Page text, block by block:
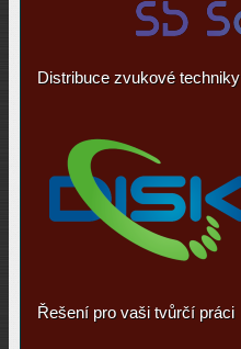
Distribuce zvukové techniky
Řešení pro vaši tvůrčí práci